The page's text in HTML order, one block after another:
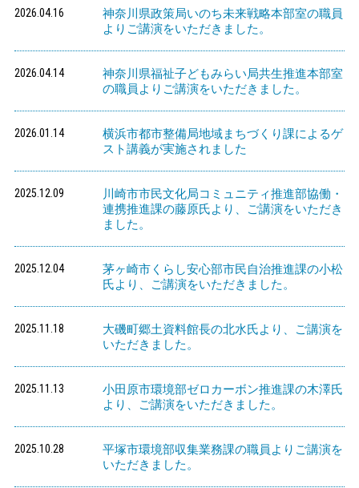
2026.04.16
神奈川県政策局いのち未来戦略本部室の職員
よりご講演をいただきました。
2026.04.14
神奈川県福祉子どもみらい局共生推進本部室
の職員よりご講演をいただきました。
2026.01.14
横浜市都市整備局地域まちづくり課によるゲ
スト講義が実施されました
2025.12.09
川崎市市民文化局コミュニティ推進部協働・
連携推進課の藤原氏より、ご講演をいただき
ました。
2025.12.04
茅ヶ崎市くらし安心部市民自治推進課の小松
氏より、ご講演をいただきました。
2025.11.18
大磯町郷土資料館長の北水氏より、ご講演を
いただきました。
2025.11.13
小田原市環境部ゼロカーボン推進課の木澤氏
より、ご講演をいただきました。
2025.10.28
平塚市環境部収集業務課の職員よりご講演を
いただきました。